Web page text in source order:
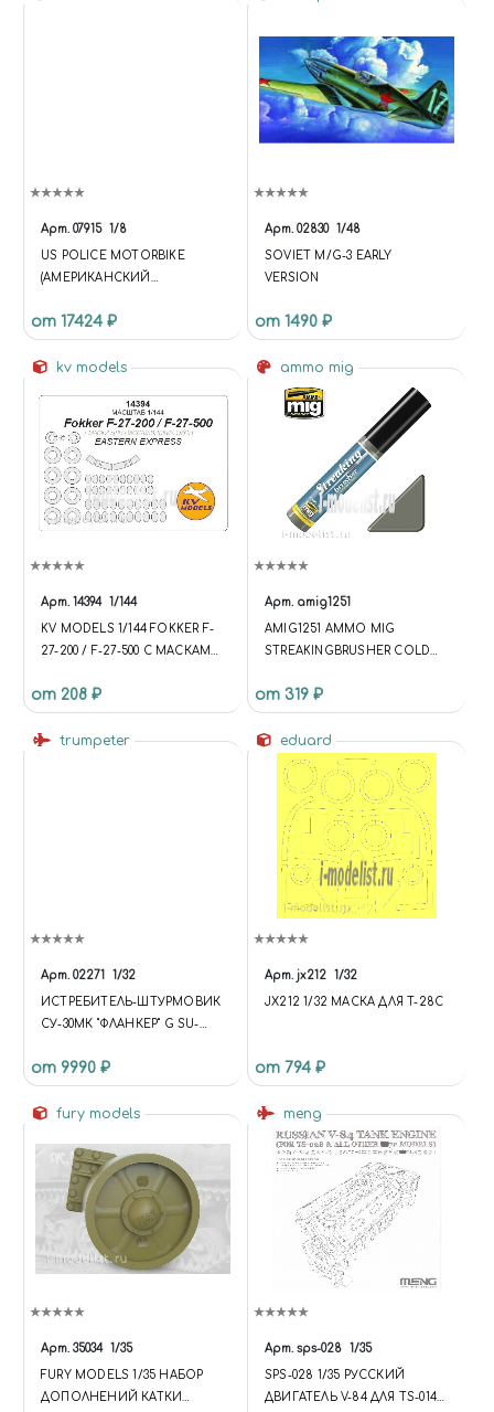
Арт. 07915 1/8
US POLICE MOTORBIKE
(АМЕРИКАНСКИЙ
МОТОЦИКЛ)
от 17424 ₽
Арт. 02830 1/48
SOVIET M/G-3 EARLY
VERSION
от 1490 ₽
kv models
Арт. 14394 1/144
KV MODELS 1/144 FOKKER F-
27-200 / F-27-500 С МАСКАМИ
И КОЛЕСА
от 208 ₽
ammo mig
Арт. amig1251
AMIG1251 AMMO MIG
STREAKINGBRUSHER COLD
ТОНКОЙ КИСТЬЮ
АППЛИКАТОРОМ)
от 319 ₽
trumpeter
Арт. 02271 1/32
ИСТРЕБИТЕЛЬ-ШТУРМОВИК
СУ-30МК "ФЛАНКЕР" G SU-
FIGHTER
от 9990 ₽
eduard
Арт. jx212 1/32
JX212 1/32 МАСКА ДЛЯ T-28C
от 794 ₽
fury models
Арт. 35034 1/35
FURY MODELS 1/35 НАБОР
ДОПОЛНЕНИЙ КАТКИ
meng
Арт. sps-028 1/35
SPS-028 1/35 РУССКИЙ
ДВИГАТЕЛЬ V-84 ДЛЯ TS-014